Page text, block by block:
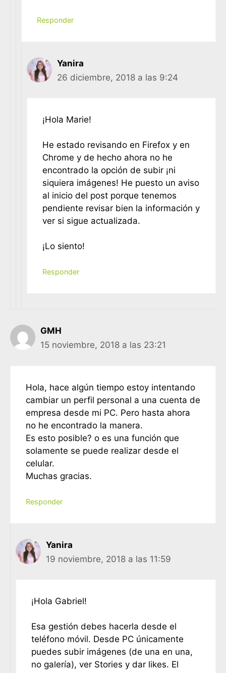
Responder
Yanira
26 diciembre, 2018 a las 9:24
¡Hola Marie!
He estado revisando en Firefox y en
Chrome y de hecho ahora no he
encontrado la opción de subir ¡ni
siquiera imágenes! He puesto un aviso
al inicio del post porque tenemos
pendiente revisar bien la información y
ver si sigue actualizada.
¡Lo siento!
Responder
GMH
15 noviembre, 2018 a las 23:21
Hola, hace algún tiempo estoy intentando
cambiar un perfil personal a una cuenta de
empresa desde mi PC. Pero hasta ahora
no he encontrado la manera.
Es esto posible? o es una función que
solamente se puede realizar desde el
celular.
Muchas gracias.
Responder
Yanira
19 noviembre, 2018 a las 11:59
¡Hola Gabriel!
Esa gestión debes hacerla desde el
teléfono móvil. Desde PC únicamente
puedes subir imágenes (de una en una,
no galería), ver Stories y dar likes. El